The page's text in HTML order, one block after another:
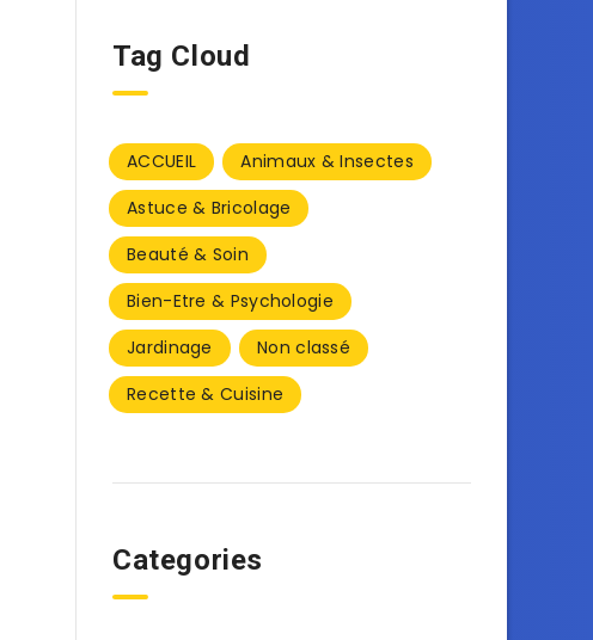
Tag Cloud
ACCUEIL
Animaux & Insectes
Astuce & Bricolage
Beauté & Soin
Bien-Etre & Psychologie
Jardinage
Non classé
Recette & Cuisine
Categories